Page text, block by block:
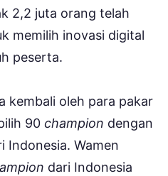
2,2 juta orang telah
memilih inovasi digital
peserta.
kembali oleh para pakar
90 champion dengan
Indonesia. Wamen
dari Indonesia